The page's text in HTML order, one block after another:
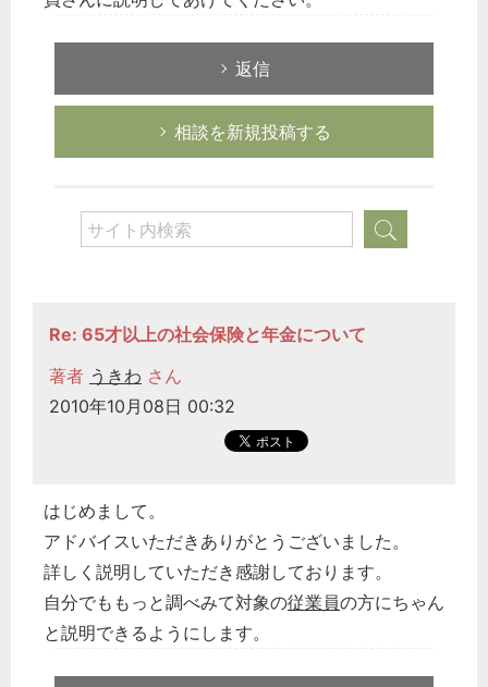
返信
相談を新規投稿する
Re: 65才以上の社会保険と年金について
著者 うきわ さん
2010年10月08日 00:32
はじめまして。
アドバイスいただきありがとうございました。
詳しく説明していただき感謝しております。
自分でももっと調べみて対象の従業員の方にちゃん
と説明できるようにします。
税務経理
秘書のノウハウ
次へ